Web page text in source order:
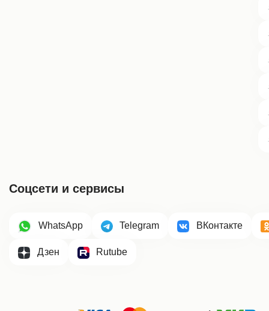
Соцсети и сервисы
WhatsApp Telegram ВКонтакте
Дзен Rutube